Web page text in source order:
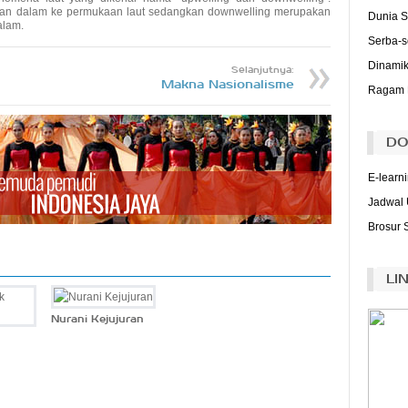
dalam ke permukaan laut sedangkan downwelling merupakan
Selanjutnya:
Makna Nasionalisme
Nurani Kejujuran
Dunia
Serba-
Ragam
E-
Jadwal
Brosur